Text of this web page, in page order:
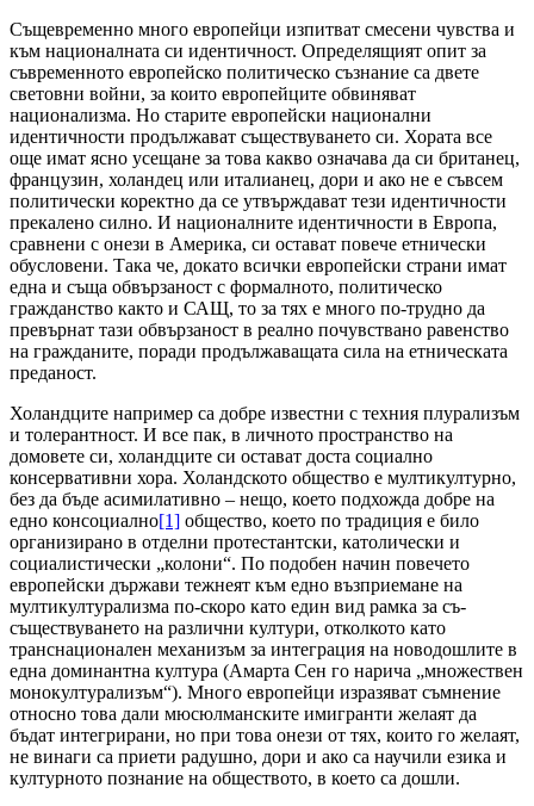
Същевременно много европейци изпитват смесени чувства и
към националната си идентичност. Определящият опит за
съвременното европейско политическо съзнание са двете
световни войни, за които европейците обвиняват
национализма. Но старите европейски национални
идентичности продължават съществуването си. Хората все
още имат ясно усещане за това какво означава да си британец,
французин, холандец или италианец, дори и ако не е съвсем
политически коректно да се утвърждават тези идентичности
прекалено силно. И националните идентичности в Европа,
сравнени с онези в Америка, си остават повече етнически
обусловени. Така че, докато всички европейски страни имат
една и съща обвързаност с формалното, политическо
гражданство както и САЩ, то за тях е много по-трудно да
превърнат тази обвързаност в реално почувствано равенство
на гражданите, поради продължаващата сила на етническата
преданост.
Холандците например са добре известни с техния плурализъм
и толерантност. И все пак, в личното пространство на
домовете си, холандците си остават доста социално
консервативни хора. Холандското общество е мултикултурно,
без да бъде асимилативно – нещо, което подхожда добре на
едно консоциално[1] общество, което по традиция е било
организирано в отделни протестантски, католически и
социалистически „колони“. По подобен начин повечето
европейски държави тежнеят към едно възприемане на
мултикултурализма по-скоро като един вид рамка за съ-
съществуването на различни култури, отколкото като
транснационален механизъм за интеграция на новодошлите в
една доминантна култура (Амарта Сен го нарича „множествен
монокултурализъм“). Много европейци изразяват съмнение
относно това дали мюсюлманските имигранти желаят да
бъдат интегрирани, но при това онези от тях, които го желаят,
не винаги са приети радушно, дори и ако са научили езика и
културното познание на обществото, в което са дошли.